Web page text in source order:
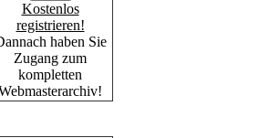
Kostenlos
registrieren!
haben Sie
Zugang zum
kompletten